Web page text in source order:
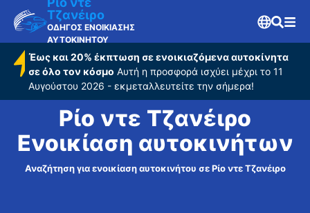
Τζανέιρο
ΟΔΗΓΟΣ ΕΝΟΙΚΙΑΣΗΣ
ΑΥΤΟΚΙΝΗΤΟΥ
Έως και 20% έκπτωση σε ενοικιαζόμενα αυτοκίνητα
σε όλο τον κόσμο Αυτή η προσφορά ισχύει μέχρι το 11
Αυγούστου 2026 - εκμεταλλευτείτε την σήμερα!
Ρίο ντε Τζανέιρο
Ενοικίαση αυτοκινήτων
Αναζήτηση για ενοικίαση αυτοκινήτου σε Ρίο ντε Τζανέιρο